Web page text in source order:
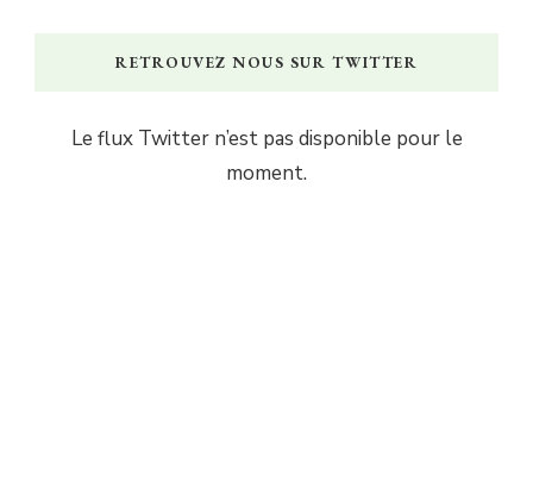
RETROUVEZ NOUS SUR TWITTER
Le flux Twitter n’est pas disponible pour le
moment.